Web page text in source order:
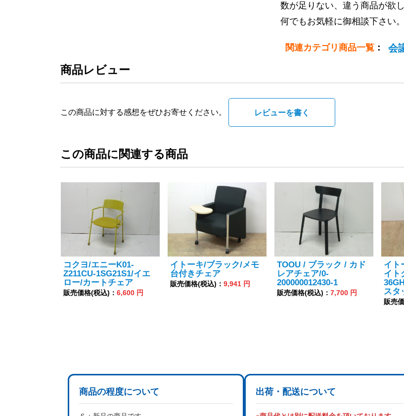
数が足りない、違う商品が欲
何でもお気軽に御相談下さい。
関連カテゴリ商品一覧 ： 会
商品レビュー
この商品に対する感想をぜひお寄せください。 レビューを書く
この商品に関連する商品
コクヨ/エニーK01-
Z211CU-1SG21S1/イエ
ロー/カートチェア
販売価格(税込)： 6,600 円
イトーキ/ブラック/メモ
台付きチェア
販売価格(税込)： 9,941 円
TOOU / ブラック / カド
レアチェア/0-
200000012430-1
販売価格(税込)： 7,700 円
イト
イト
スタ
販売
商品の程度について 出荷・配送について